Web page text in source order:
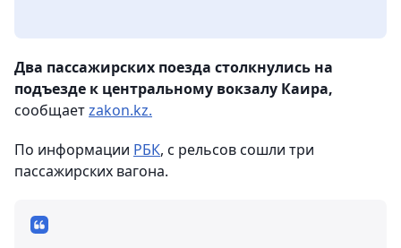
Два пассажирских поезда столкнулись на
подъезде к центральному вокзалу Каира,
сообщаетzakon.kz.
По информации РБК, с рельсов сошли три
пассажирских вагона.